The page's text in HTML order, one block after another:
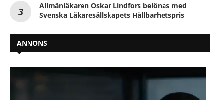
Allmänläkaren Oskar Lindfors belönas med
Svenska Läkaresällskapets Hållbarhetspris
ANNONS